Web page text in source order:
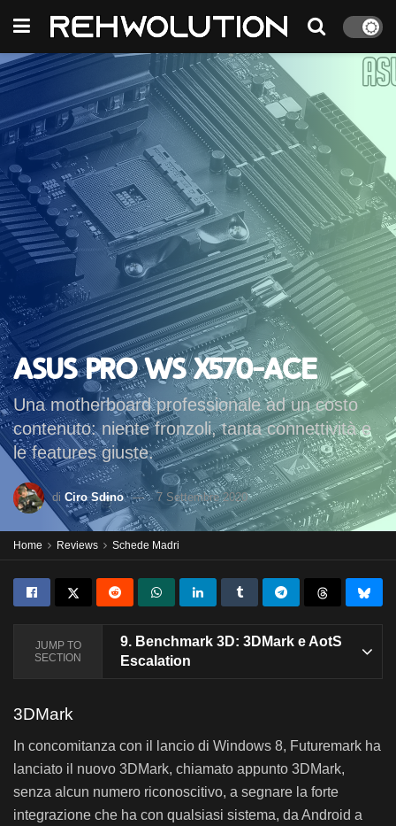
ASUS Pro WS X570-ACE
Una motherboard professionale ad un costo
contenuto: niente fronzoli, tanta connettività e
le features giuste.
di Ciro Sdino 7 Settembre 2020
Home Reviews Schede Madri
JUMP TO
SECTION
9. Benchmark 3D: 3DMark e AotS
Escalation
3DMark
In concomitanza con il lancio di Windows 8, Futuremark ha
lanciato il nuovo 3DMark, chiamato appunto 3DMark,
senza alcun numero riconoscitivo, a segnare la forte
integrazione che ha con qualsiasi sistema, da Android a